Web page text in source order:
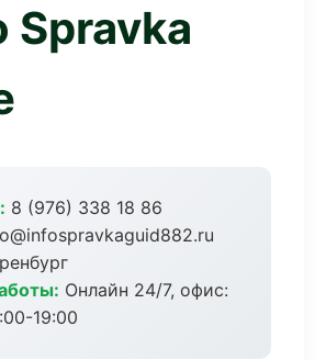
8 (976) 338 18 86
Онлайн 24/7, офис:
19:00